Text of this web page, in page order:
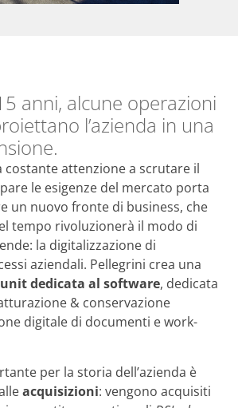
anni, alcune operazioni
l’azienda in una
costante attenzione a scrutare il
le esigenze del mercato porta
un nuovo fronte di business, che
tempo rivoluzionerà il modo di
la digitalizzazione di
aziendali. Pellegrini crea una
dedicata al software, dedicata
& conservazione
digitale di documenti e work-
per la storia dell’azienda è
acquisizioni: vengono acquisiti